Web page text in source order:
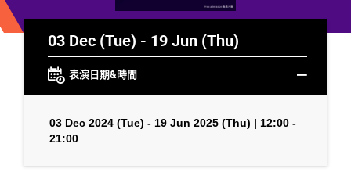
03 Dec (Tue) - 19 Jun (Thu)
表演日期&時間
03 Dec 2024 (Tue) - 19 Jun 2025 (Thu) | 12:00 -
21:00